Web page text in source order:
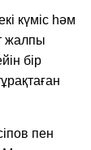
күміс һәм
жалпы
бір
пен